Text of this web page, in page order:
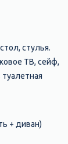
стулья.
ТВ, сейф,
+ диван)